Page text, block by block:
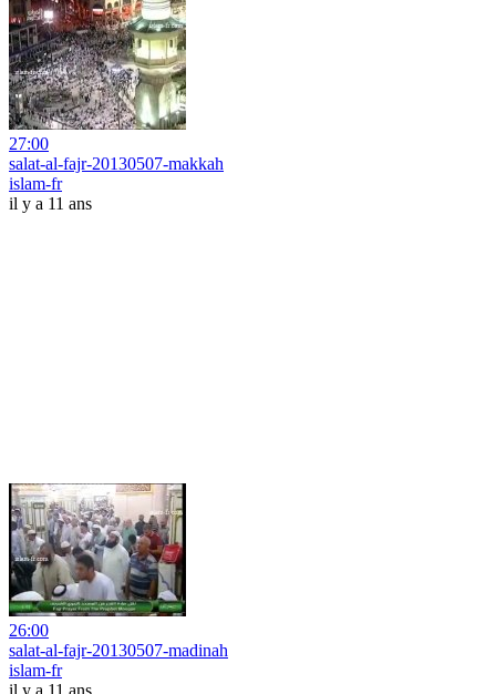
27:00
salat-al-fajr-20130507-makkah
islam-fr
il y a 11 ans
26:00
salat-al-fajr-20130507-madinah
islam-fr